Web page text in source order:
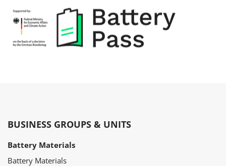
BUSINESS GROUPS & UNITS
Battery Materials
Battery Materials